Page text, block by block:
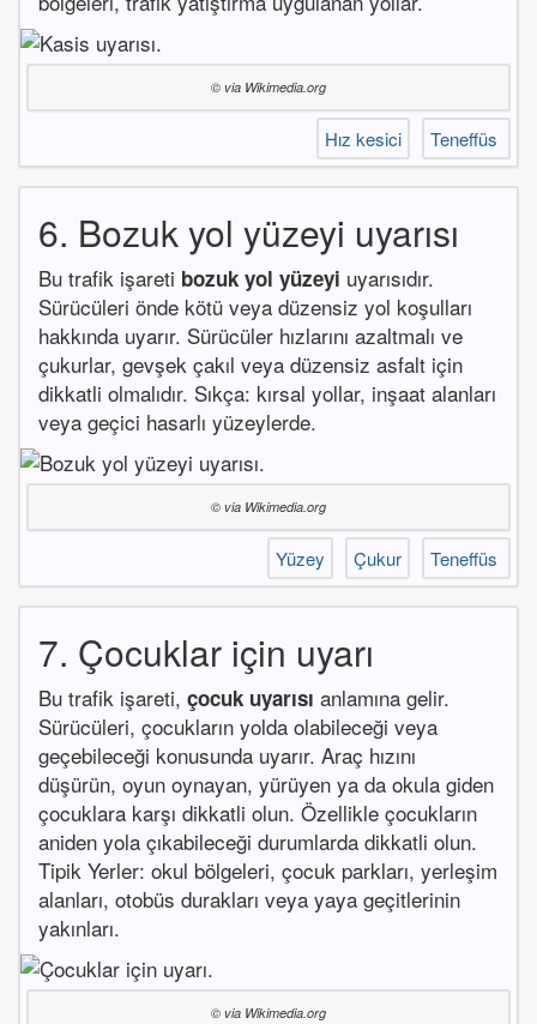
© via Wikimedia.org
Hız kesici Teneffüs
6. Bozuk yol yüzeyi uyarısı
Bu trafik işareti bozuk yol yüzeyi uyarısıdır.
Sürücüleri önde kötü veya düzensiz yol koşulları
hakkında uyarır. Sürücüler hızlarını azaltmalı ve
çukurlar, gevşek çakıl veya düzensiz asfalt için
dikkatli olmalıdır. Sıkça: kırsal yollar, inşaat alanları
veya geçici hasarlı yüzeylerde.
© via Wikimedia.org
Yüzey Çukur Teneffüs
7. Çocuklar için uyarı
Bu trafik işareti, çocuk uyarısı anlamına gelir.
Sürücüleri, çocukların yolda olabileceği veya
geçebileceği konusunda uyarır. Araç hızını
düşürün, oyun oynayan, yürüyen ya da okula giden
çocuklara karşı dikkatli olun. Özellikle çocukların
aniden yola çıkabileceği durumlarda dikkatli olun.
Tipik Yerler: okul bölgeleri, çocuk parkları, yerleşim
alanları, otobüs durakları veya yaya geçitlerinin
yakınları.
© via Wikimedia.org